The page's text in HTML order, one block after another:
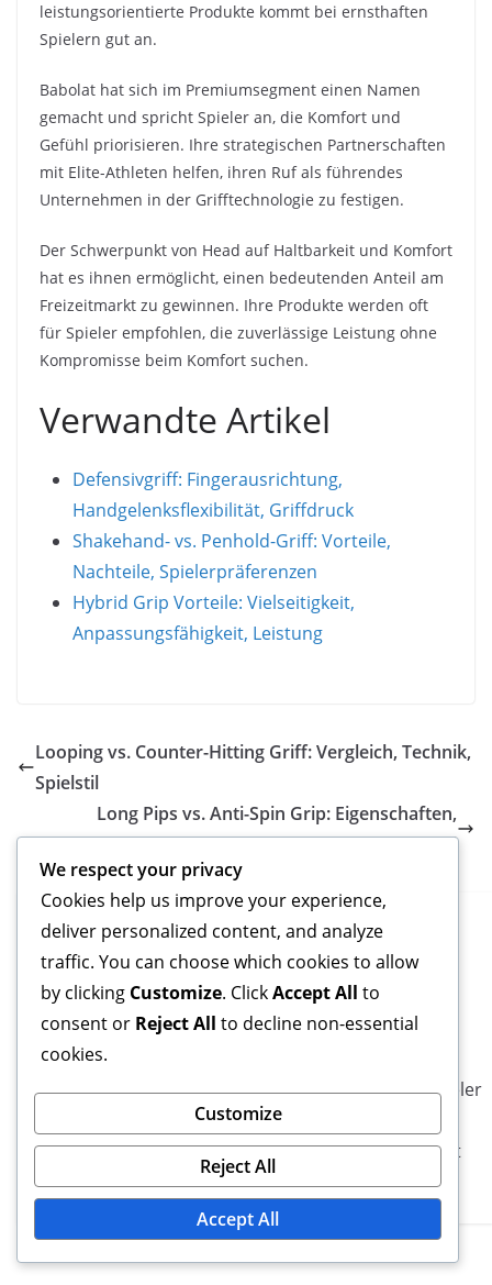
leistungsorientierte Produkte kommt bei ernsthaften
Spielern gut an.
Babolat hat sich im Premiumsegment einen Namen
gemacht und spricht Spieler an, die Komfort und
Gefühl priorisieren. Ihre strategischen Partnerschaften
mit Elite-Athleten helfen, ihren Ruf als führendes
Unternehmen in der Grifftechnologie zu festigen.
Der Schwerpunkt von Head auf Haltbarkeit und Komfort
hat es ihnen ermöglicht, einen bedeutenden Anteil am
Freizeitmarkt zu gewinnen. Ihre Produkte werden oft
für Spieler empfohlen, die zuverlässige Leistung ohne
Kompromisse beim Komfort suchen.
Verwandte Artikel
Defensivgriff: Fingerausrichtung,
Handgelenksflexibilität, Griffdruck
Shakehand- vs. Penhold-Griff: Vorteile,
Nachteile, Spielerpräferenzen
Hybrid Grip Vorteile: Vielseitigkeit,
Anpassungsfähigkeit, Leistung
Looping vs. Counter-Hitting Griff: Vergleich, Technik,
Spielstil
Long Pips vs. Anti-Spin Grip: Eigenschaften,
Effektivität, Griffgefühl
Luca Müller
Luca Müller ist ein leidenschaftlicher Tischtennisspieler
und Trainer aus der Schweiz, der sich auf die
verschiedenen Griffarten im Tischtennis spezialisiert
hat.
We respect your privacy
Cookies help us improve your experience,
deliver personalized content, and analyze
traffic. You can choose which cookies to allow
by clicking Customize. ClickAccept All to
consent or Reject All to decline non-essential
cookies.
Customize
Reject All
Accept All